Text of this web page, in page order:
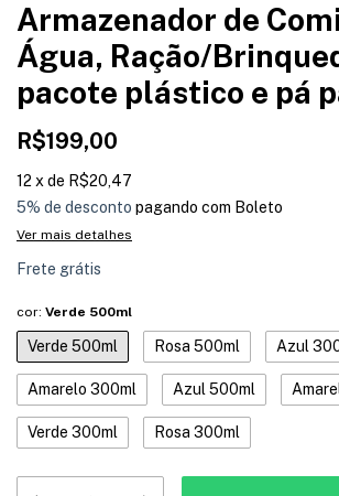
Armazenador de
Água, Ração/
pacote plástico e pá
R$199,00
12 x de R$20,47
5% de desconto pagando com Boleto
Ver mais detalhes
Frete grátis
cor: Verde 500ml
Verde 500ml Rosa 500ml Azul
Amarelo 300ml Azul 500ml
Verde 300ml Rosa 300ml